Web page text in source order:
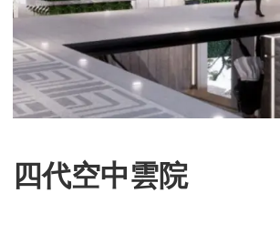
四代空中雲院